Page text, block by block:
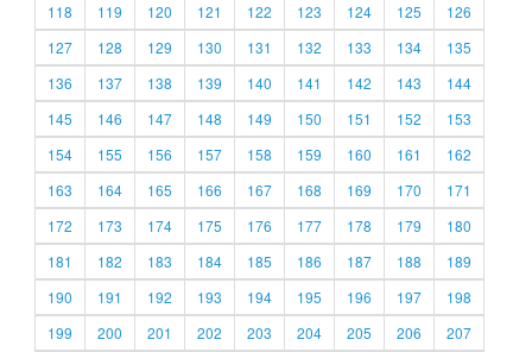
118
119 120 121 122 123 124 125
126
127
128 129 130 131 132 133 134
135
136
137 138 139 140 141 142 143
144
145
146 147 148 149 150 151 152
153
154
155 156 157 158 159 160 161
162
163
164 165 166 167 168 169 170
171
172
173 174 175 176 177 178 179
180
181
182 183 184 185 186 187 188
189
190
191 192 193 194 195 196 197
198
199
200 201 202 203 204 205 206
207